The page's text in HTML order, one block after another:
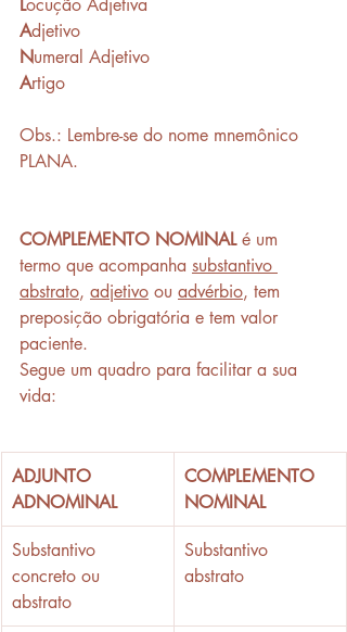
Adjetivo
Numeral Adjetivo
Artigo
Obs.: Lembre-se do nome mnemônico
PLANA.
COMPLEMENTO NOMINAL é um
termo que acompanha substantivo
abstrato, adjetivo ou advérbio, tem
preposição obrigatória e tem valor
paciente.
Segue um quadro para facilitar a sua
vida:
ADJUNTO
ADNOMINAL
COMPLEMENTO
NOMINAL
​Substantivo
concreto ou
abstrato
Substantivo
abstrato